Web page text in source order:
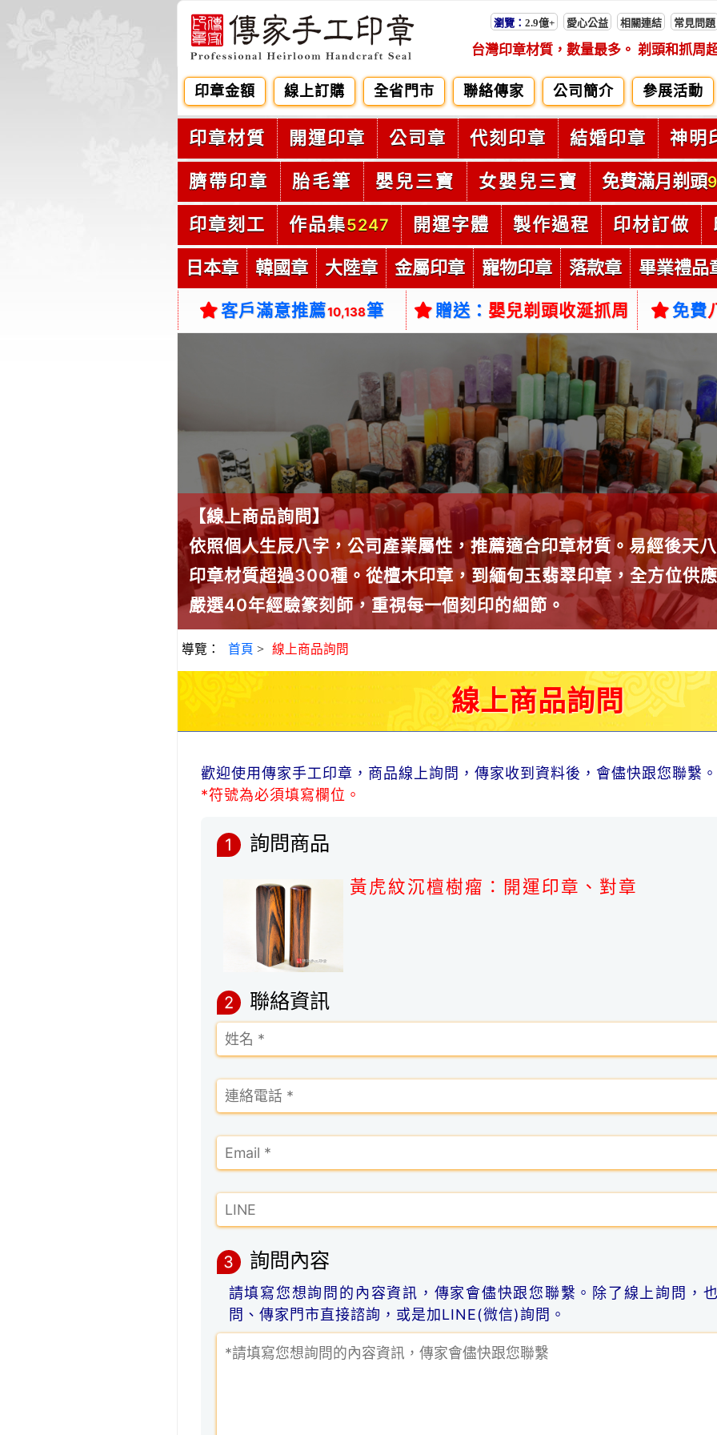
瀏覽： 2.9億+ 愛心公益 相關連結 常見問題
台灣印章材質，數量最多。 剃頭和抓周
印章金額 線上訂購 全省門市 聯絡傳家 公司簡介 參展活動
印章材質 開運印章 公司章 代刻印章 結婚印章 神明
臍帶印章 胎毛筆 嬰兒三寶 女嬰兒三寶 免費滿月剃頭
印章刻工 作品集5247 開運字體 製作過程 印材訂做
日本章 韓國章 大陸章 金屬印章 寵物印章 落款章 畢業禮品
客戶滿意推薦10,138筆 贈送： 嬰兒剃頭收涎抓周 免費
【線上商品詢問】
依照個人生辰八字，公司產業屬性，推薦適合印章材質。易經後天
印章材質超過300種。從檀木印章，到緬甸玉翡翠印章，全方位供應
嚴選40年經驗篆刻師，重視每一個刻印的細節。
導覽： 首頁 > 線上商品詢問
線上商品詢問
歡迎使用傳家手工印章，商品線上詢問，傳家收到資料後，會儘快跟您聯繫。
*符號為必須填寫欄位。
1 詢問商品
黃虎紋沉檀樹瘤：開運印章、對章
2 聯絡資訊
3 詢問內容
請填寫您想詢問的內容資訊，傳家會儘快跟您聯繫。除了線上詢問，
問、傳家門市直接諮詢，或是加LINE(微信)詢問。